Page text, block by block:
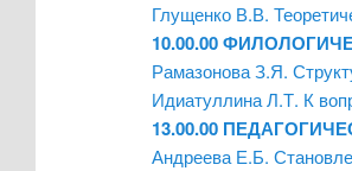
Глущенко В.В.
10.00.00
Рамазонова З.Я.
Идиатуллина Л.Т. К
13.00.00
Андреева Е.Б.